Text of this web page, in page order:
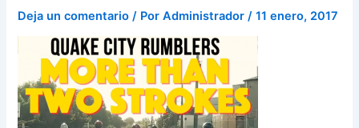
Deja un comentario / PorAdministrador/11 enero, 2017